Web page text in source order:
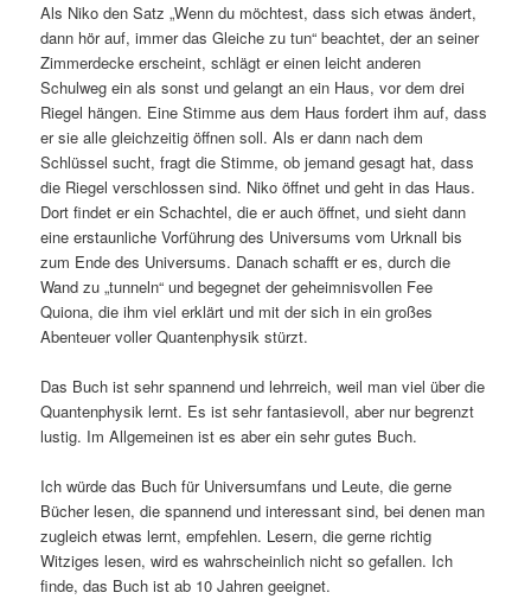
Als Niko den Satz „Wenn du möchtest, dass sich etwas ändert,
dann hör auf, immer das Gleiche zu tun“ beachtet, der an seiner
Zimmerdecke erscheint, schlägt er einen leicht anderen
Schulweg ein als sonst und gelangt an ein Haus, vor dem drei
Riegel hängen. Eine Stimme aus dem Haus fordert ihm auf, dass
er sie alle gleichzeitig öffnen soll. Als er dann nach dem
Schlüssel sucht, fragt die Stimme, ob jemand gesagt hat, dass
die Riegel verschlossen sind. Niko öffnet und geht in das Haus.
Dort findet er ein Schachtel, die er auch öffnet, und sieht dann
eine erstaunliche Vorführung des Universums vom Urknall bis
zum Ende des Universums. Danach schafft er es, durch die
Wand zu „tunneln“ und begegnet der geheimnisvollen Fee
Quiona, die ihm viel erklärt und mit der sich in ein großes
Abenteuer voller Quantenphysik stürzt.
Das Buch ist sehr spannend und lehrreich, weil man viel über die
Quantenphysik lernt. Es ist sehr fantasievoll, aber nur begrenzt
lustig. Im Allgemeinen ist es aber ein sehr gutes Buch.
Ich würde das Buch für Universumfans und Leute, die gerne
Bücher lesen, die spannend und interessant sind, bei denen man
zugleich etwas lernt, empfehlen. Lesern, die gerne richtig
Witziges lesen, wird es wahrscheinlich nicht so gefallen. Ich
finde, das Buch ist ab 10 Jahren geeignet.